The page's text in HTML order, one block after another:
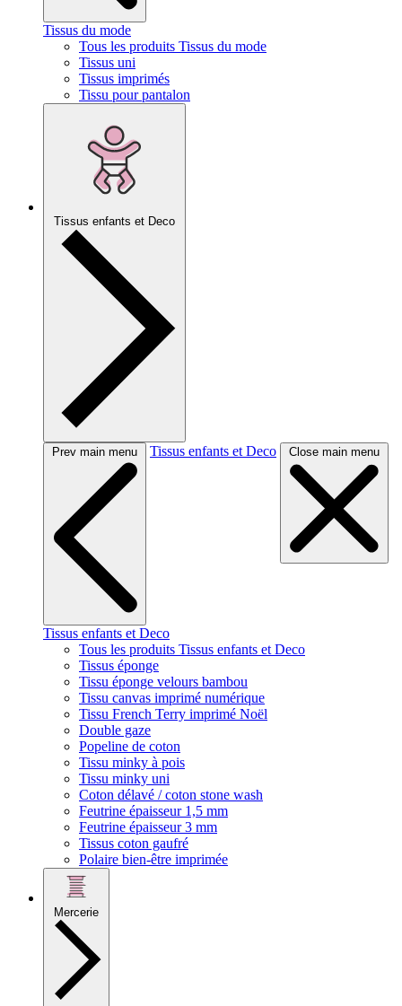
Tissus du mode
Tous les produits Tissus du mode
Tissus uni
Tissus imprimés
Tissu pour pantalon
Tissus enfants et Deco
Prev main menu Tissus enfants et Deco Close main menu
Tissus enfants et Deco
Tous les produits Tissus enfants et Deco
Tissus éponge
Tissu éponge velours bambou
Tissu canvas imprimé numérique
Tissu French Terry imprimé Noël
Double gaze
Popeline de coton
Tissu minky à pois
Tissu minky uni
Coton délavé / coton stone wash
Feutrine épaisseur 1,5 mm
Feutrine épaisseur 3 mm
Tissus coton gaufré
Polaire bien-être imprimée
Mercerie